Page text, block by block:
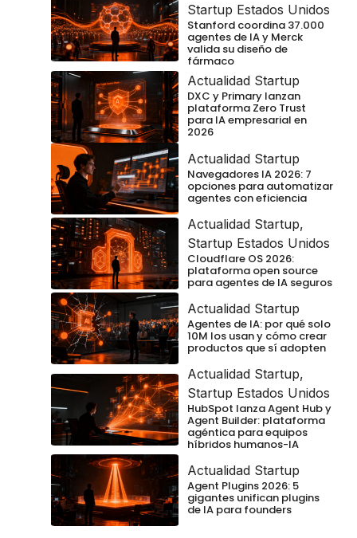
Startup Estados Unidos
Stanford coordina 37.000
agentes de IA y Merck
valida su diseño de
fármaco
Actualidad Startup
DXC y Primary lanzan
plataforma Zero Trust
para IA empresarial en
2026
Actualidad Startup
Navegadores IA 2026: 7
opciones para automatizar
agentes con eficiencia
Actualidad Startup,
Startup Estados Unidos
Cloudflare OS 2026:
plataforma open source
para agentes de IA seguros
Actualidad Startup
Agentes de IA: por qué solo
10M los usan y cómo crear
productos que sí adopten
Actualidad Startup,
Startup Estados Unidos
HubSpot lanza Agent Hub y
Agent Builder: plataforma
agéntica para equipos
híbridos humanos-IA
Actualidad Startup
Agent Plugins 2026: 5
gigantes unifican plugins
de IA para founders